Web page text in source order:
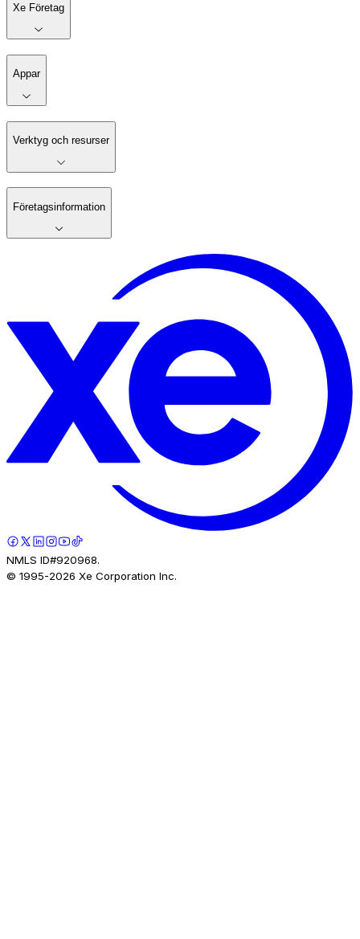
Xe Företag
Appar
Verktyg och resurser
Företagsinformation
NMLS ID#920968.
© 1995-2026 Xe Corporation Inc.